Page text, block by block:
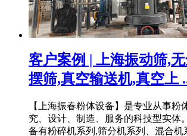
客户案例 | 上海振动筛,
摆筛,真空输送机,真空上
【上海振春粉体设备】是专业从事粉
究、设计、制造、服务的科技型实体
备有粉碎机系列,筛分机系列、混合机